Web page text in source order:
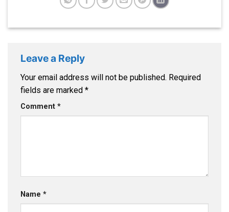
Leave a Reply
Your email address will not be published. Required
fields are marked *
Comment *
Name *